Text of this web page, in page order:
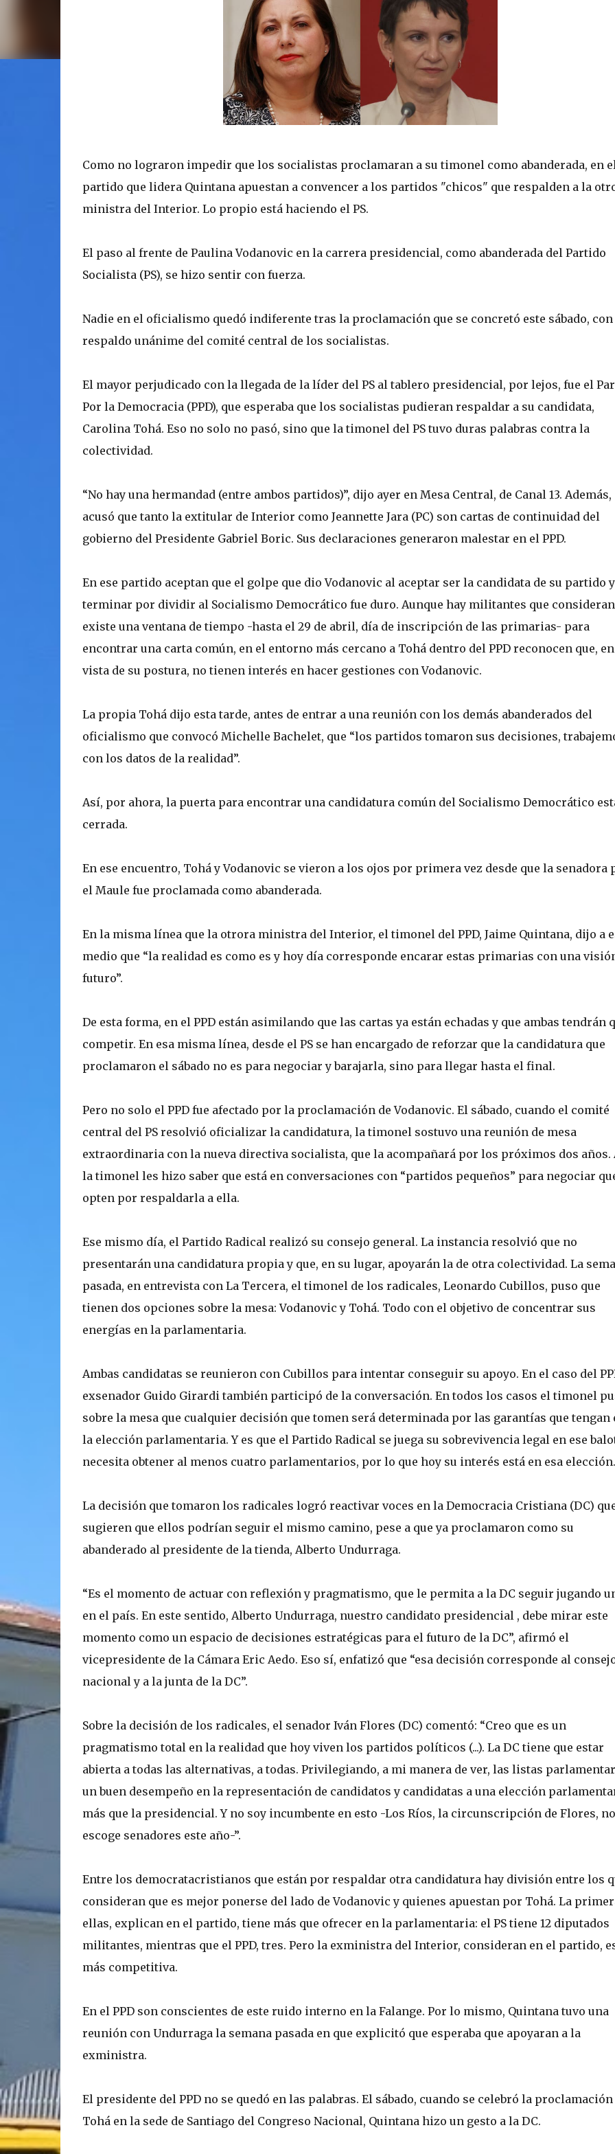
Como no lograron impedir que los socialistas proclamaran a su timonel como abanderada, en
partido que lidera Quintana apuestan a convencer a los partidos "chicos" que respalden a la
ministra del Interior. Lo propio está haciendo el PS.
El paso al frente de Paulina Vodanovic en la carrera presidencial, como abanderada del Partido
Socialista (PS), se hizo sentir con fuerza.
Nadie en el oficialismo quedó indiferente tras la proclamación que se concretó este sábado, con
respaldo unánime del comité central de los socialistas.
El mayor perjudicado con la llegada de la líder del PS al tablero presidencial, por lejos, fue el
Por la Democracia (PPD), que esperaba que los socialistas pudieran respaldar a su candidata,
Carolina Tohá. Eso no solo no pasó, sino que la timonel del PS tuvo duras palabras contra la
colectividad.
“No hay una hermandad (entre ambos partidos)”, dijo ayer en Mesa Central, de Canal 13. Además,
acusó que tanto la extitular de Interior como Jeannette Jara (PC) son cartas de continuidad del
gobierno del Presidente Gabriel Boric. Sus declaraciones generaron malestar en el PPD.
En ese partido aceptan que el golpe que dio Vodanovic al aceptar ser la candidata de su partido y
terminar por dividir al Socialismo Democrático fue duro. Aunque hay militantes que consideran
existe una ventana de tiempo -hasta el 29 de abril, día de inscripción de las primarias- para
encontrar una carta común, en el entorno más cercano a Tohá dentro del PPD reconocen que, en
vista de su postura, no tienen interés en hacer gestiones con Vodanovic.
La propia Tohá dijo esta tarde, antes de entrar a una reunión con los demás abanderados del
oficialismo que convocó Michelle Bachelet, que “los partidos tomaron sus decisiones,
con los datos de la realidad”.
Así, por ahora, la puerta para encontrar una candidatura común del Socialismo Democrático
cerrada.
En ese encuentro, Tohá y Vodanovic se vieron a los ojos por primera vez desde que la senadora
el Maule fue proclamada como abanderada.
En la misma línea que la otrora ministra del Interior, el timonel del PPD, Jaime Quintana, dijo a
medio que “la realidad es como es y hoy día corresponde encarar estas primarias con una
futuro”.
De esta forma, en el PPD están asimilando que las cartas ya están echadas y que ambas tendrán
competir. En esa misma línea, desde el PS se han encargado de reforzar que la candidatura que
proclamaron el sábado no es para negociar y barajarla, sino para llegar hasta el final.
Pero no solo el PPD fue afectado por la proclamación de Vodanovic. El sábado, cuando el comité
central del PS resolvió oficializar la candidatura, la timonel sostuvo una reunión de mesa
extraordinaria con la nueva directiva socialista, que la acompañará por los próximos dos años.
la timonel les hizo saber que está en conversaciones con “partidos pequeños” para negociar
opten por respaldarla a ella.
Ese mismo día, el Partido Radical realizó su consejo general. La instancia resolvió que no
presentarán una candidatura propia y que, en su lugar, apoyarán la de otra colectividad. La
pasada, en entrevista con La Tercera, el timonel de los radicales, Leonardo Cubillos, puso que
tienen dos opciones sobre la mesa: Vodanovic y Tohá. Todo con el objetivo de concentrar sus
energías en la parlamentaria.
Ambas candidatas se reunieron con Cubillos para intentar conseguir su apoyo. En el caso del
exsenador Guido Girardi también participó de la conversación. En todos los casos el timonel
sobre la mesa que cualquier decisión que tomen será determinada por las garantías que tengan
la elección parlamentaria. Y es que el Partido Radical se juega su sobrevivencia legal en ese
necesita obtener al menos cuatro parlamentarios, por lo que hoy su interés está en esa elección.
La decisión que tomaron los radicales logró reactivar voces en la Democracia Cristiana (DC)
sugieren que ellos podrían seguir el mismo camino, pese a que ya proclamaron como su
abanderado al presidente de la tienda, Alberto Undurraga.
“Es el momento de actuar con reflexión y pragmatismo, que le permita a la DC seguir jugando
en el país. En este sentido, Alberto Undurraga, nuestro candidato presidencial , debe mirar este
momento como un espacio de decisiones estratégicas para el futuro de la DC”, afirmó el
vicepresidente de la Cámara Eric Aedo. Eso sí, enfatizó que “esa decisión corresponde al
nacional y a la junta de la DC”.
Sobre la decisión de los radicales, el senador Iván Flores (DC) comentó: “Creo que es un
pragmatismo total en la realidad que hoy viven los partidos políticos (...). La DC tiene que estar
abierta a todas las alternativas, a todas. Privilegiando, a mi manera de ver, las listas
un buen desempeño en la representación de candidatos y candidatas a una elección
más que la presidencial. Y no soy incumbente en esto -Los Ríos, la circunscripción de Flores, no
escoge senadores este año-”.
Entre los democratacristianos que están por respaldar otra candidatura hay división entre los
consideran que es mejor ponerse del lado de Vodanovic y quienes apuestan por Tohá. La
ellas, explican en el partido, tiene más que ofrecer en la parlamentaria: el PS tiene 12 diputados
militantes, mientras que el PPD, tres. Pero la exministra del Interior, consideran en el partido,
más competitiva.
En el PPD son conscientes de este ruido interno en la Falange. Por lo mismo, Quintana tuvo una
reunión con Undurraga la semana pasada en que explicitó que esperaba que apoyaran a la
exministra.
El presidente del PPD no se quedó en las palabras. El sábado, cuando se celebró la proclamación
Tohá en la sede de Santiago del Congreso Nacional, Quintana hizo un gesto a la DC.